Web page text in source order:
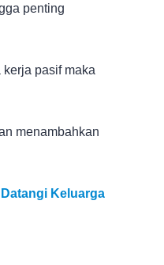
penting
pasif maka
menambahkan
Keluarga